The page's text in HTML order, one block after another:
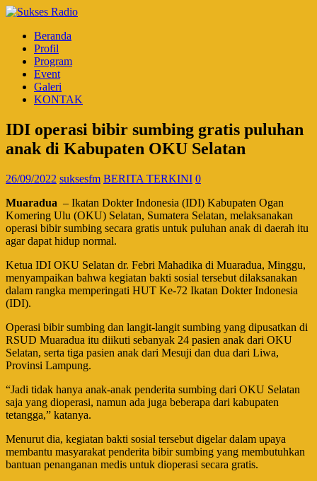
Beranda
Profil
Program
Event
Galeri
KONTAK
IDI operasi bibir sumbing gratis puluhan
anak di Kabupaten OKU Selatan
26/09/2022 suksesfm BERITA TERKINI 0
Muaradua – Ikatan Dokter Indonesia (IDI) Kabupaten Ogan
Komering Ulu (OKU) Selatan, Sumatera Selatan, melaksanakan
operasi bibir sumbing secara gratis untuk puluhan anak di daerah itu
agar dapat hidup normal.
Ketua IDI OKU Selatan dr. Febri Mahadika di Muaradua, Minggu,
menyampaikan bahwa kegiatan bakti sosial tersebut dilaksanakan
dalam rangka memperingati HUT Ke-72 Ikatan Dokter Indonesia
(IDI).
Operasi bibir sumbing dan langit-langit sumbing yang dipusatkan di
RSUD Muaradua itu diikuti sebanyak 24 pasien anak dari OKU
Selatan, serta tiga pasien anak dari Mesuji dan dua dari Liwa,
Provinsi Lampung.
“Jadi tidak hanya anak-anak penderita sumbing dari OKU Selatan
saja yang dioperasi, namun ada juga beberapa dari kabupaten
tetangga,” katanya.
Menurut dia, kegiatan bakti sosial tersebut digelar dalam upaya
membantu masyarakat penderita bibir sumbing yang membutuhkan
bantuan penanganan medis untuk dioperasi secara gratis.